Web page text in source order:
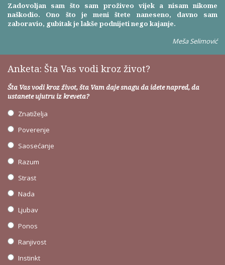
Zadovoljan sam što sam proživeo vijek a nisam nikome
naškodio. Ono što je meni štete naneseno, davno sam
zaboravio, gubitak je lakše podnijeti nego kajanje.
Meša Selimović
Anketa: Šta Vas vodi kroz život?
Šta Vas vodi kroz život, šta Vam daje snagu da idete napred, da
ustanete ujutru iz kreveta?
Znatiželja
Poverenje
Saosećanje
Razum
Strast
Nada
Ljubav
Ponos
Ranjivost
Instinkt